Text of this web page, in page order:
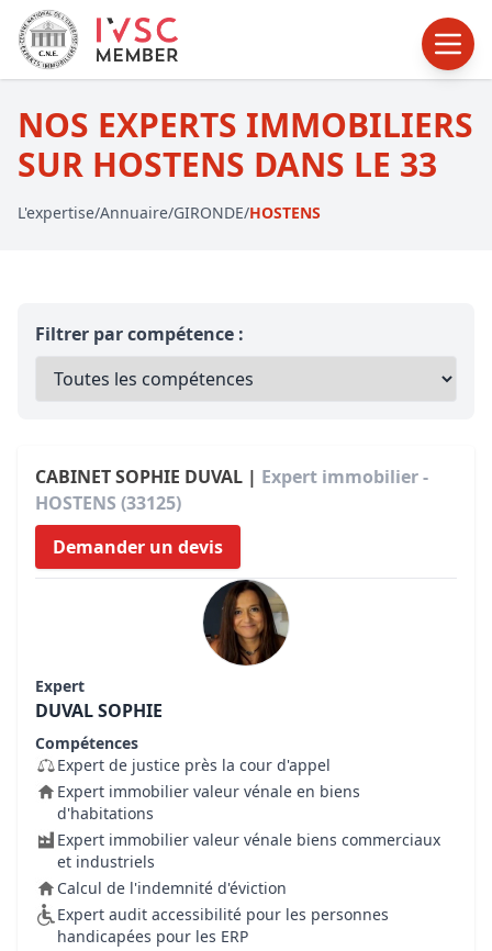
NOS EXPERTS IMMOBILIERS
SUR HOSTENS DANS LE 33
L'expertise/Annuaire/GIRONDE/HOSTENS
Filtrer par compétence :
CABINET SOPHIE DUVAL | Expert immobilier -
HOSTENS (33125)
Demander un devis
Expert
DUVAL SOPHIE
Compétences
Expert de justice près la cour d'appel
Expert immobilier valeur vénale en biens
d'habitations
Expert immobilier valeur vénale biens commerciaux
et industriels
Calcul de l'indemnité d'éviction
Expert audit accessibilité pour les personnes
handicapées pour les ERP